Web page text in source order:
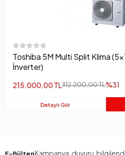
Toshiba 5M Multi Split Klima
İnverter)
215.000,00 TL 312.200,00 TL%31
Detaylı Gör
Kampanya, duyuru,